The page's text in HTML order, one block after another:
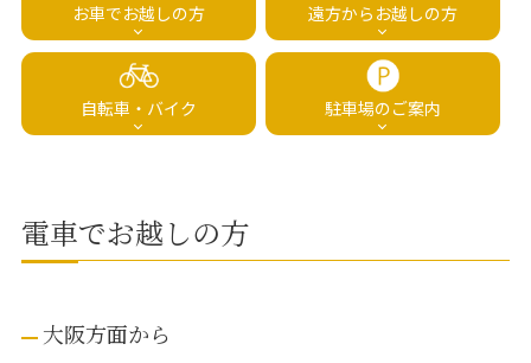
お車でお越しの方 遠方からお越しの方
自転車・バイク 駐車場のご案内
電車でお越しの方
大阪方面から